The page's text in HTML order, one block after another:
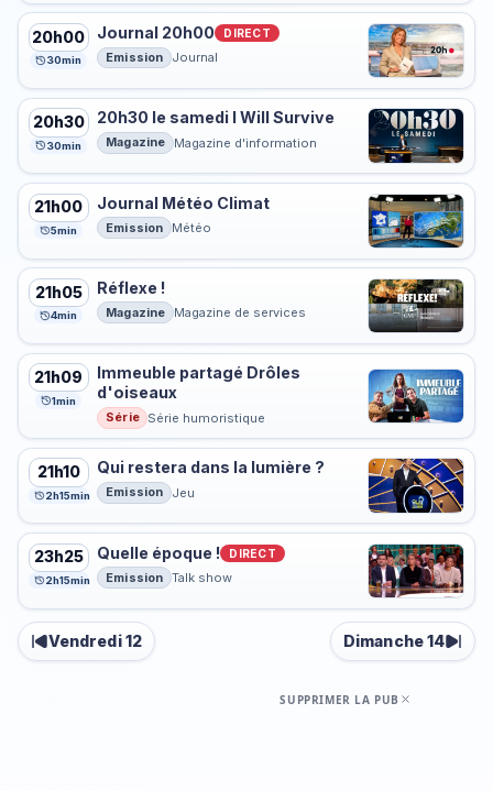
20h00
30min
Journal 20h00 DIRECT
Emission Journal
20h30
30min
20h30 le samedi I Will Survive
Magazine Magazine d'information
21h00
5min
Journal Météo Climat
Emission Météo
21h05
4min
Réflexe !
Magazine Magazine de services
21h09
1min
Immeuble partagé Drôles
d'oiseaux
Série Série humoristique
21h10
2h15min
Qui restera dans la lumière ?
Emission Jeu
23h25
2h15min
Quelle époque ! DIRECT
Emission Talk show
Vendredi 12 Dimanche 14
SUPPRIMER LA PUB